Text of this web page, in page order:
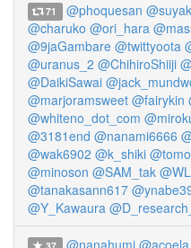
71 @phoquesan
@charuko @ori_hara
@9jaGambare @twittyoota
@uranus_2 @ChihiroShiiji
@DaikiSawai
@marjoramsweet @fairykin
@whiteno_dot_com
@3181end @nanami6666
@wak6902 @k_shiki
@minoson @SAM_tak
@tanakasann617
@Y_Kawaura
@nanahumi @acoela